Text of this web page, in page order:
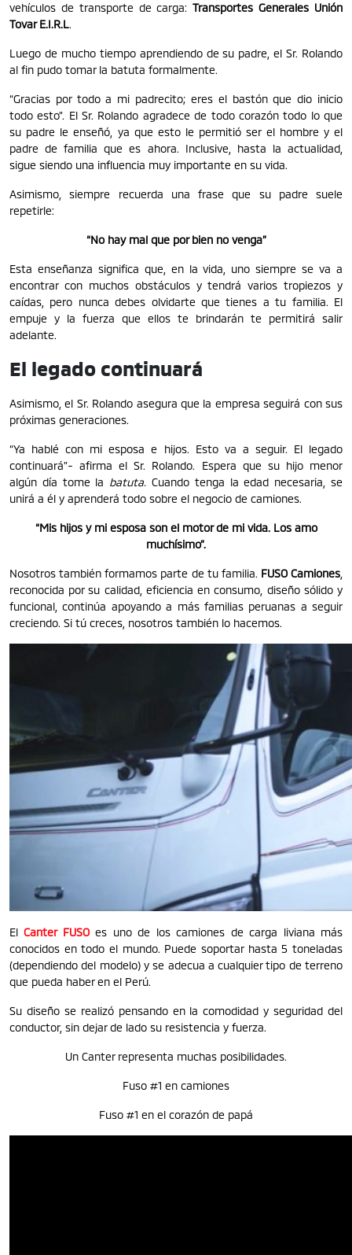
vehículos de transporte de carga:Transportes Generales Unión
Tovar E.I.R.L.
Luego de mucho tiempo aprendiendo de su padre, el Sr. Rolando
al fin pudo tomar la batuta formalmente.
“Gracias por todo a mi padrecito; eres el bastón que dio inicio
todo esto”. El Sr. Rolando agradece de todo corazón todo lo que
su padre le enseñó, ya que esto le permitió ser el hombre y el
padre de familia que es ahora. Inclusive, hasta la actualidad,
sigue siendo una influencia muy importante en su vida.
Asimismo, siempre recuerda una frase que su padre suele
repetirle:
“No hay mal que por bien no venga”
Esta enseñanza significa que, en la vida, uno siempre se va a
encontrar con muchos obstáculos y tendrá varios tropiezos y
caídas, pero nunca debes olvidarte que tienes a tu familia. El
empuje y la fuerza que ellos te brindarán te permitirá salir
adelante.
El legado continuará
Asimismo, el Sr. Rolando asegura que la empresa seguirá con sus
próximas generaciones.
“Ya hablé con mi esposa e hijos. Esto va a seguir. El legado
continuará”- afirma el Sr. Rolando. Espera que su hijo menor
algún día tome la batuta.Cuando tenga la edad necesaria, se
unirá a él y aprenderá todo sobre el negocio de camiones.
“Mis hijos y mi esposa son el motor de mi vida. Los amo
muchísimo”.
Nosotros también formamos parte de tu familia. FUSO Camiones
reconocida por su calidad, eficiencia en consumo, diseño sólido y
funcional, continúa apoyando a más familias peruanas a seguir
creciendo. Si tú creces, nosotros también lo hacemos.
ElCanter FUSOes uno de los camiones de carga liviana más
conocidos en todo el mundo. Puede soportar hasta 5 toneladas
(dependiendo del modelo) y se adecua a cualquier tipo de terreno
que pueda haber en el Perú.
Su diseño se realizó pensando en la comodidad y seguridad del
conductor, sin dejar de lado su resistencia y fuerza.
Un Canter representa muchas posibilidades.
Fuso #1 en camiones
Fuso #1 en el corazón de papá